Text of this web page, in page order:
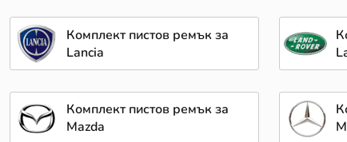
Комплект пистов ремък за
Lancia
Комплект пистов ремък за
Mazda